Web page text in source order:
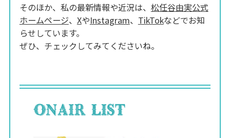
そのほか、私の最新情報や近況は、 松任谷由実公式
ホームページ、 XやInstagram、 TikTokなどでお知
らせしています。
ぜひ、チェックしてみてくださいね。